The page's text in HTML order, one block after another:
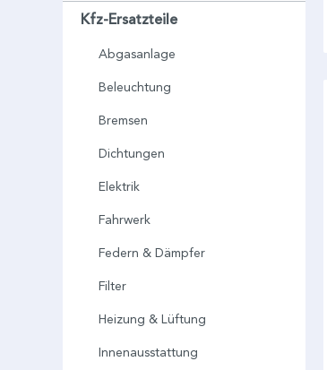
Kfz-Ersatzteile
Abgasanlage
Beleuchtung
Bremsen
Dichtungen
Elektrik
Fahrwerk
Federn & Dämpfer
Filter
Heizung & Lüftung
Innenausstattung